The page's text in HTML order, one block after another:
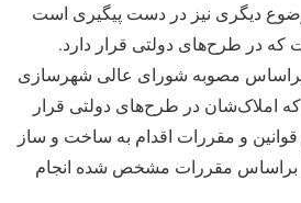
دیگری نیز در دست پیگیری است
که در طرح‌های دولتی قرار دارد.
مصوبه شورای عالی شهرسازی
املاک‌شان در طرح‌های دولتی قرار
و مقررات اقدام به ساخت و ساز
براساس مقررات مشخص شده انجام